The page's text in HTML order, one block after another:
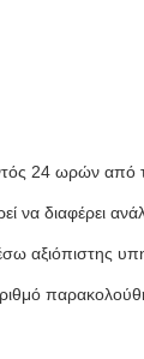
24 ωρών από
να διαφέρει
αξιόπιστης